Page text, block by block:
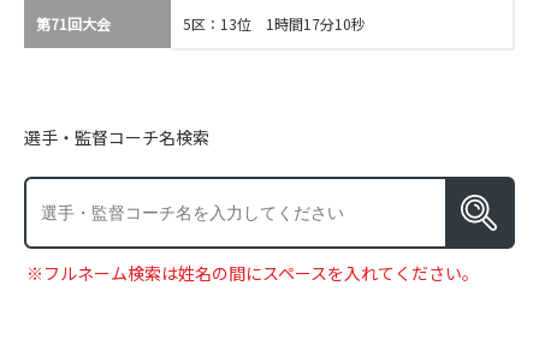
第71回大会 5区：13位 1時間17分10秒
選手・監督コーチ名検索
※フルネーム検索は姓名の間にスペースを入れてください。